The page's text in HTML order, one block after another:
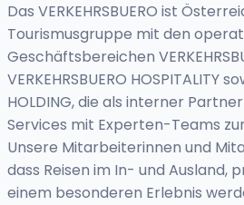
Das VERKEHRSBUERO ist
Tourismusgruppe mit den
Geschäftsbereichen
VERKEHRSBUERO HOSPITALITY
HOLDING, die als interner
Services mit Experten-Teams
Unsere Mitarbeiterinnen und
dass Reisen im In- und Ausland,
einem besonderen Erlebnis